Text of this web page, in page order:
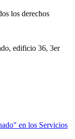
los derechos
edificio 36, 3er
en los Servicios